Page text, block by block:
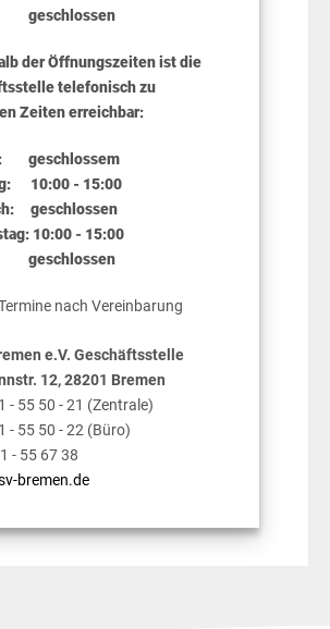
geschlossen
der Öffnungszeiten ist die
telefonisch zu
Zeiten erreichbar:
geschlossem
10:00 - 15:00
geschlossen
10:00 - 15:00
geschlossen
nach Vereinbarung
e.V. Geschäftsstelle
12, 28201 Bremen
- 55 50 - 21 (Zentrale)
- 55 50 - 22 (Büro)
- 55 67 38
bremen.de